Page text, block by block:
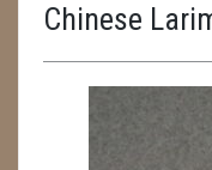
ENGELEN
GEODE 'S /
Chinese